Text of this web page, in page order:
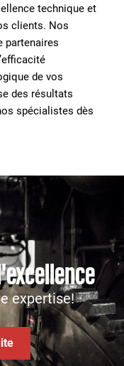
technique et
clients. Nos
partenaires
de vos
des résultats
spécialistes dès
expertise!